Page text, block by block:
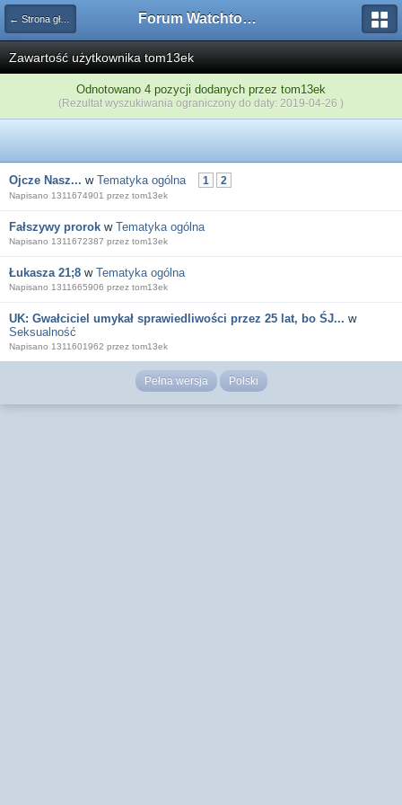
← Strona główna Forum Watchtower
Zawartość użytkownika tom13ek
Odnotowano 4 pozycji dodanych przez tom13ek
(Rezultat wyszukiwania ograniczony do daty: 2019-04-26 )
Ojcze Nasz... w Tematyka ogólna 1 2
Napisano 1311674901 przez tom13ek
Fałszywy prorok w Tematyka ogólna
Napisano 1311672387 przez tom13ek
Łukasza 21;8 w Tematyka ogólna
Napisano 1311665906 przez tom13ek
UK: Gwałciciel umykał sprawiedliwości przez 25 lat, bo ŚJ... w
Seksualność
Napisano 1311601962 przez tom13ek
Pełna wersja Polski